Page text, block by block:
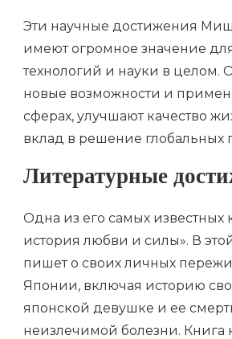
Эти научные достижения
имеют огромное значение
технологий и науки в целом.
новые возможности и
сферах, улучшают качество
вклад в решение глобальных
Литературные
Одна из его самых известных
история любви и силы». В
пишет о своих личных
Японии, включая историю
японской девушке и ее
неизлечимой болезни. Книга